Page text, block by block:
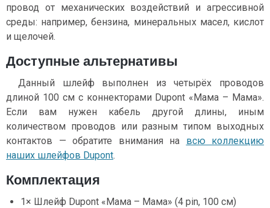
провод от механических воздействий и агрессивной
среды: например, бензина, минеральных масел, кислот
и щелочей.
Доступные альтернативы
Данный шлейф выполнен из четырёх проводов
длиной 100 см с коннекторами Dupont «Мама – Мама».
Если вам нужен кабель другой длины, иным
количеством проводов или разным типом выходных
контактов — обратите внимания на всю коллекцию
наших шлейфов Dupont.
Комплектация
1× Шлейф Dupont «Мама – Мама» (4 pin, 100 см)